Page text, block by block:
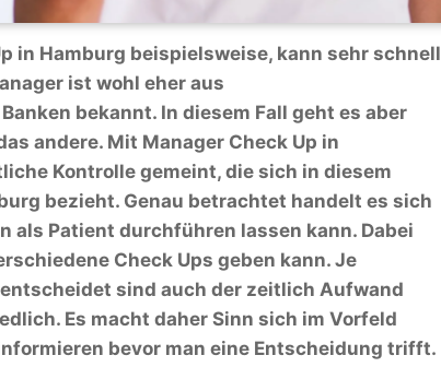
in Hamburg beispielsweise, kann sehr schnell
ist wohl eher aus
bekannt. In diesem Fall geht es aber
andere. Mit Manager Check Up in
Kontrolle gemeint, die sich in diesem
bezieht. Genau betrachtet handelt es sich
als Patient durchführen lassen kann. Dabei
Check Ups geben kann. Je
sind auch der zeitlich Aufwand
Es macht daher Sinn sich im Vorfeld
bevor man eine Entscheidung trifft.